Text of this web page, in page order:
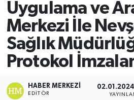
Uygulama ve
Merkezi İle
Sağlık
Protokol
HABER MERKEZI
EDITÖR